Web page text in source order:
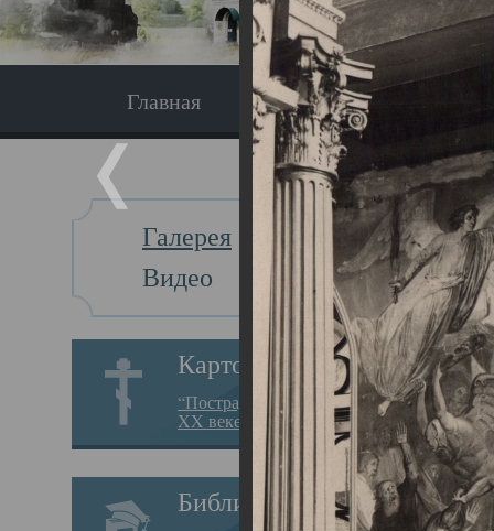
Главная Экскурсия
Галерея
Видео
Картотека
“Пострадавшие за веру в
XX веке на Севере”
Библиотека
Главная